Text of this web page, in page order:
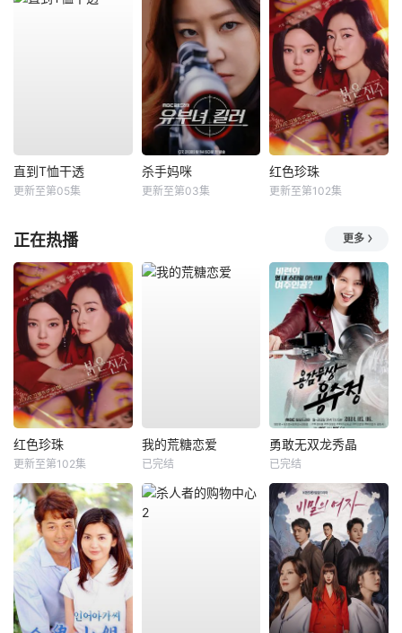
直到T恤干透
更新至第05集
杀手妈咪
更新至第03集
红色珍珠
更新至第102集
正在热播 更多
红色珍珠
更新至第102集
我的荒糖恋爱
已完结
勇敢无双龙秀晶
已完结